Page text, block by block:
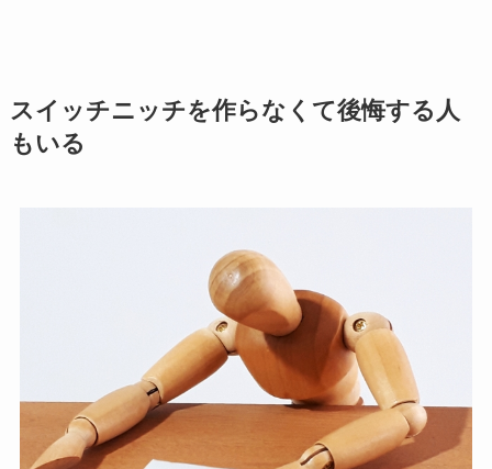
スイッチニッチを作らなくて後悔する人
もいる